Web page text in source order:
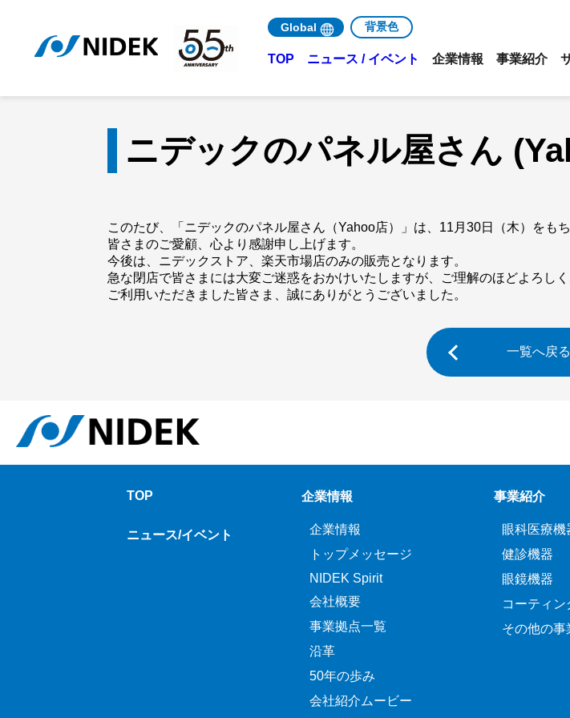
Global 背景色
TOP ニュース / イベント 企業情報 事業紹介
ニデックのパネル屋さん
このたび、「ニデックのパネル屋さん（Yahoo店）」は、11月30日（木）をも
皆さまのご愛顧、心より感謝申し上げます。
今後は、ニデックストア、楽天市場店のみの販売となります。
急な閉店で皆さまには大変ご迷惑をおかけいたしますが、ご理解のほどよろしく
ご利用いただきました皆さま、誠にありがとうございました。
一覧へ戻る
TOP
ニュース/イベント
企業情報
企業情報
トップメッセージ
NIDEK Spirit
会社概要
事業拠点一覧
沿革
50年の歩み
会社紹介ムービー
事業紹介
眼科医療機
健診機器
眼鏡機器
コーティン
その他の事